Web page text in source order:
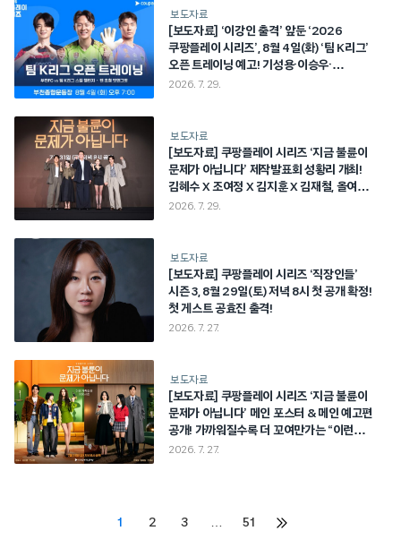
보도자료
[보도자료] ‘이강인 출격’ 앞둔 ‘2026
쿠팡플레이 시리즈’, 8월 4일(화) ‘팀 K리그’
오픈 트레이닝 예고! 기성용·이승우·
송범근…K리그 최정상 스타 총출동
2026. 7. 29.
보도자료
[보도자료] 쿠팡플레이 시리즈 ‘지금 불륜이
문제가 아닙니다’ 제작발표회 성황리 개최!
김혜수 X 조여정 X 김지훈 X 김재철, 올여름
가장 예측 불가한 블랙 코미디 탄생 예고!
2026. 7. 29.
보도자료
[보도자료] 쿠팡플레이 시리즈 ‘직장인들’
시즌 3, 8월 29일(토) 저녁 8시 첫 공개 확정!
첫 게스트 공효진 출격!
2026. 7. 27.
보도자료
[보도자료] 쿠팡플레이 시리즈 ‘지금 불륜이
문제가 아닙니다’ 메인 포스터 & 메인 예고편
공개! 가까워질수록 더 꼬여만가는 “이런
가족같은 이웃사촌”
2026. 7. 27.
1 2 3 … 51
다음